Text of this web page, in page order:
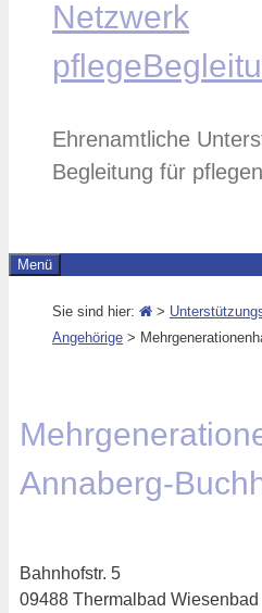
Netzwerk
Ehrenamtliche
Begleitung für
Menü
Sie sind hier: >
Angehörige >
Annaberg-
Bahnhofstr. 5
09488 Thermalbad Wiesenbad